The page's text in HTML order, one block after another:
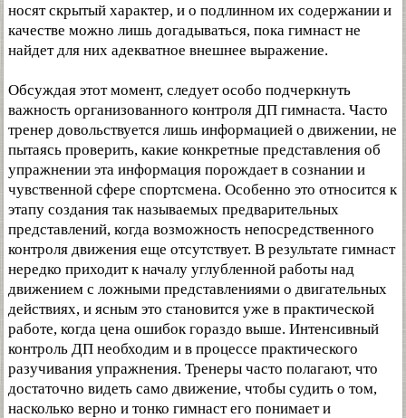
носят скрытый характер, и о подлинном их содержании и
качестве можно лишь догадываться, пока гимнаст не
найдет для них адекватное внешнее выражение.
Обсуждая этот момент, следует особо подчеркнуть
важность организованного контроля ДП гимнаста. Часто
тренер довольствуется лишь информацией о движении, не
пытаясь проверить, какие конкретные представления об
упражнении эта информация порождает в сознании и
чувственной сфере спортсмена. Особенно это относится к
этапу создания так называемых предварительных
представлений, когда возможность непосредственного
контроля движения еще отсутствует. В результате гимнаст
нередко приходит к началу углубленной работы над
движением с ложными представлениями о двигательных
действиях, и ясным это становится уже в практической
работе, когда цена ошибок гораздо выше. Интенсивный
контроль ДП необходим и в процессе практического
разучивания упражнения. Тренеры часто полагают, что
достаточно видеть само движение, чтобы судить о том,
насколько верно и тонко гимнаст его понимает и